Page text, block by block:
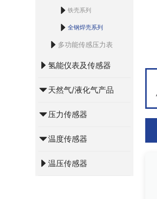
铁壳系列
全钢焊壳系列
多功能传感压力表
氢能仪表及传感器
天然气/液化气产品
压力传感器
温度传感器
温压传感器